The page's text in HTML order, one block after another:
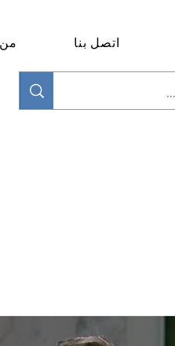
اتصل بنا